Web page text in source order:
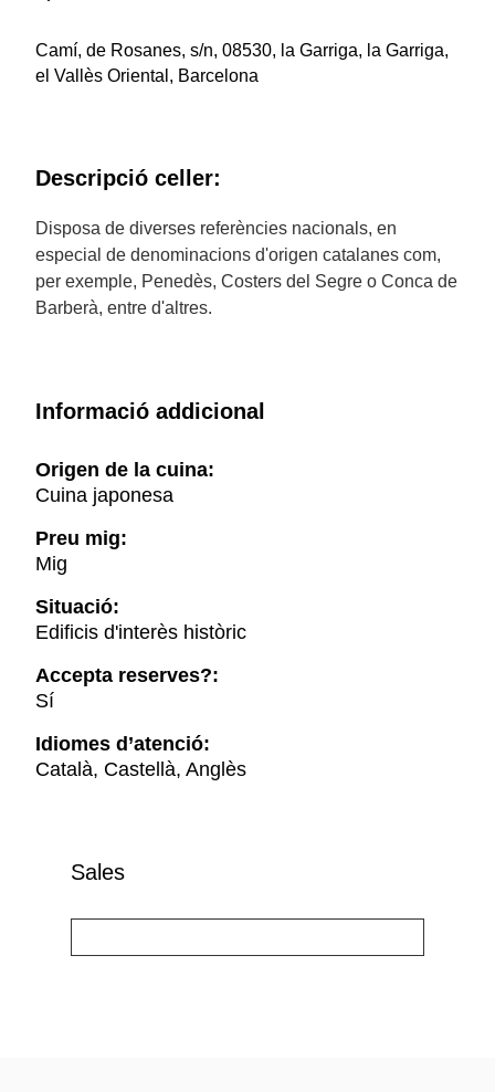
Camí, de Rosanes, s/n, 08530, la Garriga, la Garriga,
el Vallès Oriental, Barcelona
Descripció celler:
Disposa de diverses referències nacionals, en
especial de denominacions d'origen catalanes com,
per exemple, Penedès, Costers del Segre o Conca de
Barberà, entre d'altres.
Informació addicional
Origen de la cuina:
Cuina japonesa
Preu mig:
Mig
Situació:
Edificis d'interès històric
Accepta reserves?:
Sí
Idiomes d’atenció:
Català, Castellà, Anglès
Sales